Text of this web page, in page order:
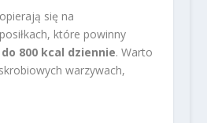
się na
które powinny
do 800 kcal dziennie. Warto
warzywach,